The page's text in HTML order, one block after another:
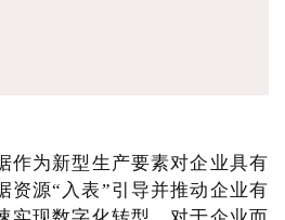
作为新型生产要素对企业具有
资源“入表”引导并推动企业有